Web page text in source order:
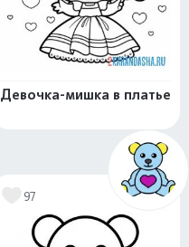
Девочка-мишка в платье
97